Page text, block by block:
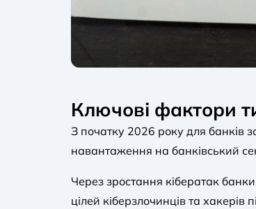
Ключові фактори
З початку 2026 року для банків
навантаження на банківський
Через зростання кібератак
цілей кіберзлочинців та